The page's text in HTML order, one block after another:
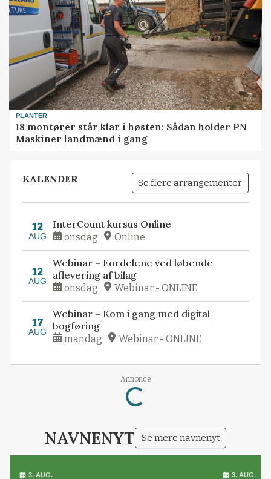
PLANTER
18 montører står klar i høsten: Sådan holder PN
Maskiner landmænd i gang
KALENDER Se flere arrangementer
12
AUG
InterCount kursus Online
onsdag Online
12
AUG
Webinar – Fordelene ved løbende
aflevering af bilag
onsdag Webinar - ONLINE
17
AUG
Webinar – Kom i gang med digital
bogføring
mandag Webinar - ONLINE
Annonce
Loading...
NAVNENYT Se mere navnenyt
3. AUG. 3. AUG.